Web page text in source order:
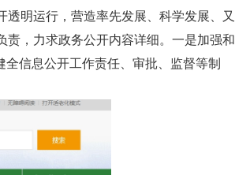
透明运行，营造率先发展、科学发展、又
，力求政务公开内容详细。一是加强和
信息公开工作责任、审批、监督等制